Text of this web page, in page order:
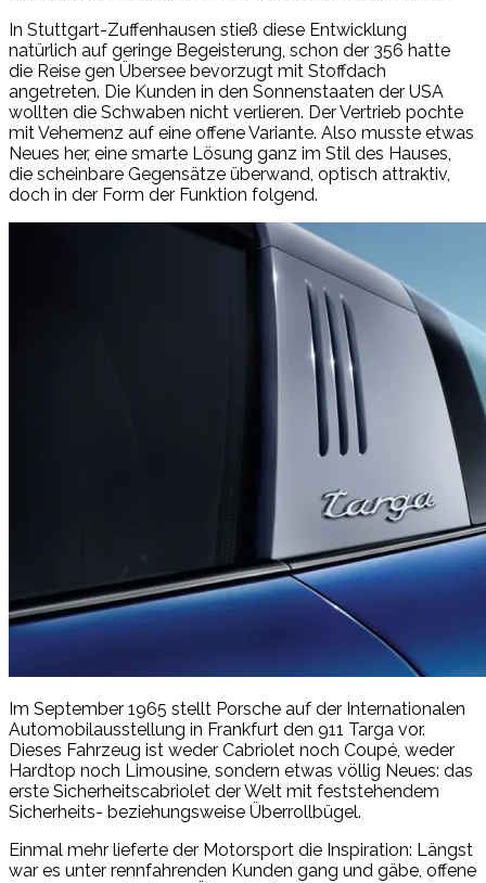
In Stuttgart-Zuffenhausen stieß diese Entwicklung
natürlich auf geringe Begeisterung, schon der 356 hatte
die Reise gen Übersee bevorzugt mit Stoffdach
angetreten. Die Kunden in den Sonnenstaaten der USA
wollten die Schwaben nicht verlieren. Der Vertrieb pochte
mit Vehemenz auf eine offene Variante. Also musste etwas
Neues her, eine smarte Lösung ganz im Stil des Hauses,
die scheinbare Gegensätze überwand, optisch attraktiv,
doch in der Form der Funktion folgend.
Im September 1965 stellt Porsche auf der Internationalen
Automobilausstellung in Frankfurt den 911 Targa vor.
Dieses Fahrzeug ist weder Cabriolet noch Coupé, weder
Hardtop noch Limousine, sondern etwas völlig Neues: das
erste Sicherheitscabriolet der Welt mit feststehendem
Sicherheits- beziehungsweise Überrollbügel.
Einmal mehr lieferte der Motorsport die Inspiration: Längst
war es unter rennfahrenden Kunden gang und gäbe, offene